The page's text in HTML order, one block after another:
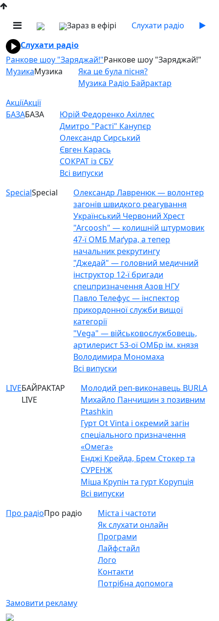
Зараз в ефірі
Слухати радіо
Слухати радіо
Ранкове шоу "Заряджай!"Ранкове шоу "Заряджай!"
МузикаМузика
Яка це була пісня?
Музика Радіо Байрактар
АкціїАкції
БАЗАБАЗА
Юрій Федоренко Ахіллес
Дмитро "Расті" Канупєр
Олександр Сирський
Євген Карась
СОКРАТ із СБУ
Всі випуски
SpecialSpecial
Олександр Лавренюк — волонтер
загонів швидкого реагування
Український Червоний Хрест
"Arcoosh" — колишній штурмовик
47-ї ОМБ Маґура, а тепер
начальник рекрутингу
"Джедай" — головний медичний
інструктор 12-ї бригади
спецпризначення Азов НГУ
Павло Телефус — інспектор
прикордонної служби вищої
категорії
"Vega" — військовослужбовець,
артилерист 53-ої ОМБр ім. князя
Володимира Мономаха
Всі випуски
LIVEБАЙРАКТАР
LIVE
Молодий реп-виконавець BURLA
Михайло Панчишин з позивним
Ptashkin
Гурт Ot Vinta і окремий загін
спеціального призначення
«Омега»
Енджі Крейда, Брем Стокер та
СУРЕНЖ
Міша Крупін та гурт Корупція
Всі випуски
Про радіоПро радіо
Міста і частоти
Як слухати онлайн
Програми
Лайфстайл
Лого
Контакти
Потрібна допомога
Замовити рекламу